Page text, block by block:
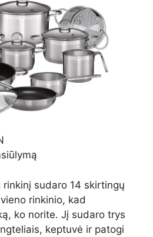
rinkinį sudaro 14 skirtingų
rinkinio, kad
ko norite. Jį sudaro trys
keptuvė ir patogi